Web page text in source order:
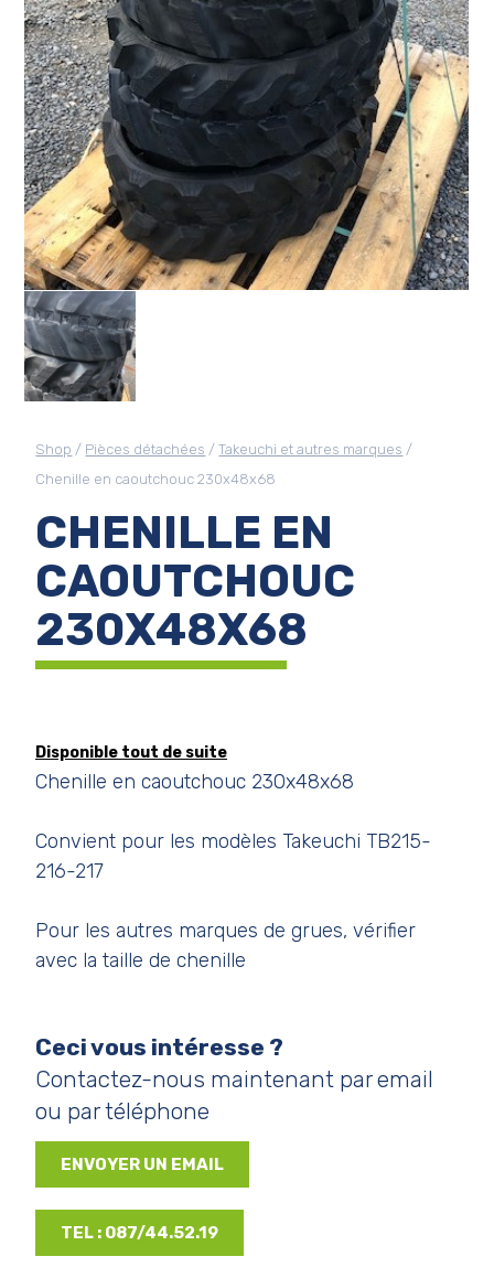
Shop / Pièces détachées /Takeuchi et autres marques /
Chenille en caoutchouc 230x48x68
CHENILLE EN
CAOUTCHOUC
230X48X68
Disponible tout de suite
Chenille en caoutchouc 230x48x68
Convient pour les modèles Takeuchi TB215-
216-217
Pour les autres marques de grues, vérifier
avec la taille de chenille
Ceci vous intéresse ?
Contactez-nous maintenant par email
ou par téléphone
ENVOYER UN EMAIL
TEL : 087/44.52.19